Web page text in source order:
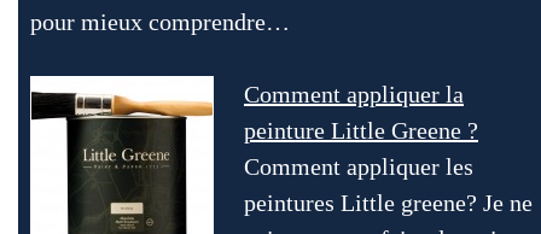
pour mieux comprendre…
Comment appliquer la
peinture Little Greene ?
Comment appliquer les
peintures Little greene? Je ne